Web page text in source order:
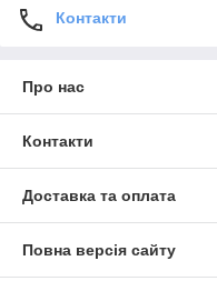
Контакти
Про нас
Контакти
Доставка та оплата
Повна версія сайту